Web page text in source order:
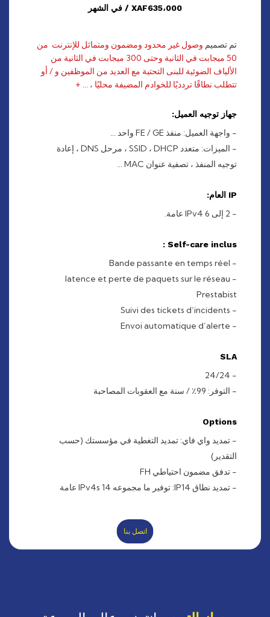
XAF635،000 / في الشهر
تم تصميم وصول غير محدود ومضمون ومتماثل للإنترنت من
50 ميجابت في الثانية وحتى 300 ميجابت في الثانية من
الألياف الضوئية للبنى التحتية مع العديد من الموظفين و / أو
تتطلب نطاقًا تردديًا للخوادم المضيفة محليًا ، ... +
جهاز توجيه العميل:
- واجهة العميل: منفذ FE / GE واحد ...
- الميزات: متعدد SSID ، DHCP ، مرحل DNS ، إعادة
توجيه المنفذ ، تصفية عنوان MAC ...
IP العام:
- 2 إلى 6 IPv4 عامة.
Self-care inclus :
- Bande passante en temps réel
- latence et perte de paquets sur le réseau
Prestabist
- Suivi des tickets d’incidents
- Envoi automatique d’alerte
SLA
- 24/24
- التوفر: 99٪ / سنة مع العقوبات المصاحبة
Options
- تمديد واي فاي: تمديد التغطية في مؤسستك (حسب
التقدير)
- تدفق مضمون احتياطي FH
- تمديد نطاق IP14: توفير ما مجموعه 14 IPv4s عامة
اتصل بنا